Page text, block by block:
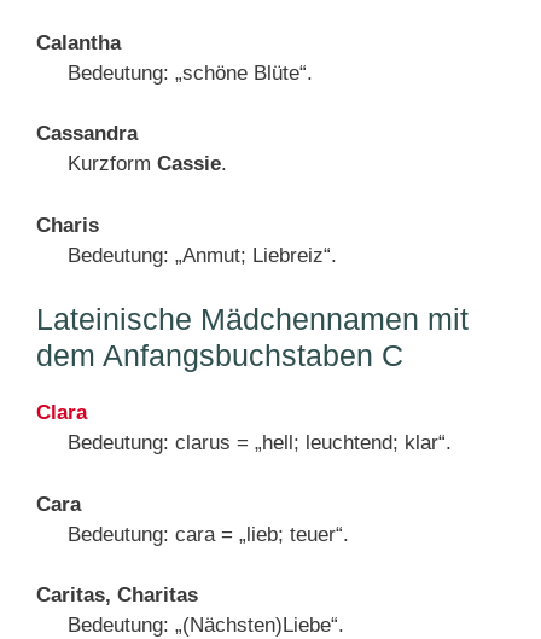
Calantha
Bedeutung: „schöne Blüte“.
Cassandra
Kurzform Cassie.
Charis
Bedeutung: „Anmut; Liebreiz“.
Lateinische Mädchennamen mit
dem Anfangsbuchstaben C
Clara
Bedeutung: clarus = „hell; leuchtend; klar“.
Cara
Bedeutung: cara = „lieb; teuer“.
Caritas, Charitas
Bedeutung: „(Nächsten)Liebe“.